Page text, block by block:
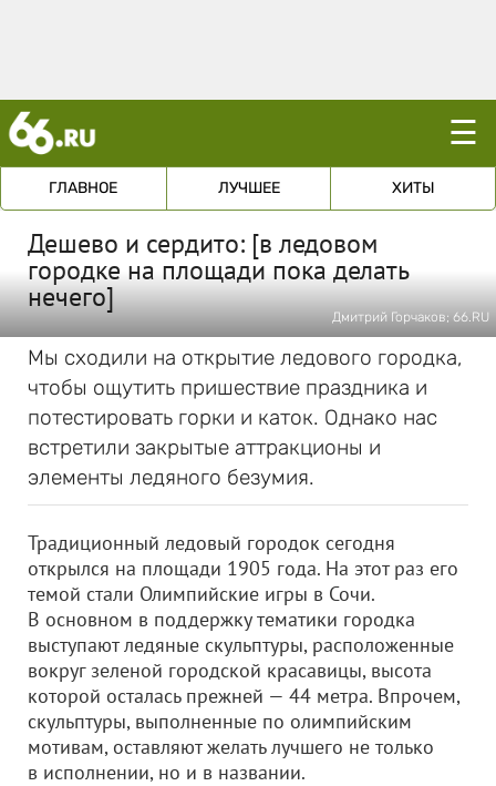
☰
ГЛАВНОЕ ЛУЧШЕЕ ХИТЫ
Дешево и сердито: [в ледовом
городке на площади пока делать
нечего]
Дмитрий Горчаков; 66.RU
Мы сходили на открытие ледового городка,
чтобы ощутить пришествие праздника и
потестировать горки и каток. Однако нас
встретили закрытые аттракционы и
элементы ледяного безумия.
Традиционный ледовый городок сегодня
открылся на площади 1905 года. На этот раз его
темой стали Олимпийские игры в Сочи.
В основном в поддержку тематики городка
выступают ледяные скульптуры, расположенные
вокруг зеленой городской красавицы, высота
которой осталась прежней — 44 метра. Впрочем,
скульптуры, выполненные по олимпийским
мотивам, оставляют желать лучшего не только
в исполнении, но и в названии.